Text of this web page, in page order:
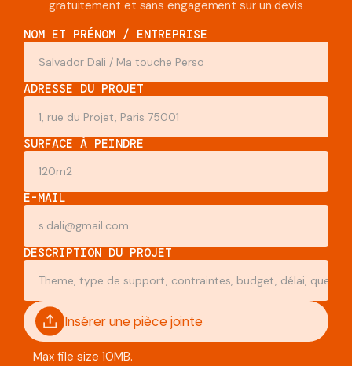
gratuitement et sans engagement sur un devis
NOM ET PRÉNOM / ENTREPRISE
ADRESSE DU PROJET
SURFACE À PEINDRE
E-MAIL
DESCRIPTION DU PROJET
Insérer une pièce jointe
Max file size 10MB.